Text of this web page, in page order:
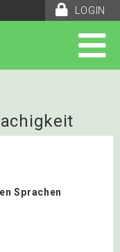
LOGIN
Sprachen